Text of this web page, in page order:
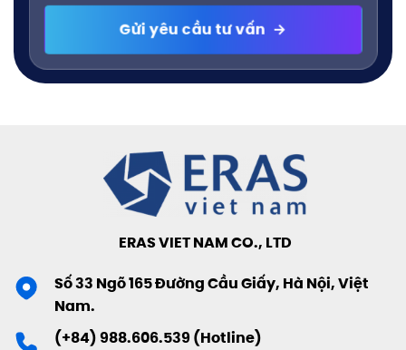
ERAS VIET NAM CO., LTD
Số 33 Ngõ 165 Đường Cầu Giấy, Hà Nội, Việt
Nam.
(+84) 988.606.539 (Hotline)